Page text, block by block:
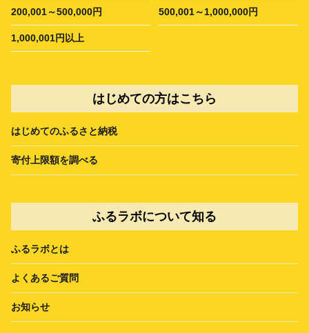
200,001～500,000円 500,001～1,000,000円
1,000,001円以上
はじめての方はこちら
はじめてのふるさと納税
寄付上限額を調べる
ふるラボについて知る
ふるラボとは
よくあるご質問
お知らせ